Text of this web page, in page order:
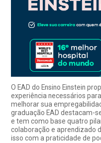
O EAD do Ensino Einstein
experiência necessários
melhorar sua
graduação EAD destacam-
e tem como base quatro
colaboração e aprendizado
isso com a praticidade de